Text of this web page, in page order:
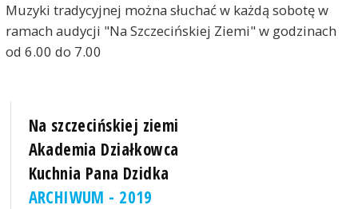
Muzyki tradycyjnej można słuchać w każdą sobotę w
ramach audycji "Na Szczecińskiej Ziemi" w godzinach
od 6.00 do 7.00
Na szczecińskiej ziemi
Akademia Działkowca
Kuchnia Pana Dzidka
ARCHIWUM - 2019